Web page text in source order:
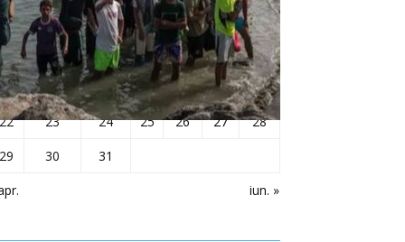
iun. »
1 2 3 4 5 6
7
8
9 10 11 12 13
14
16 17 18 19 20
21
23 24 25 26 27
28
30 31